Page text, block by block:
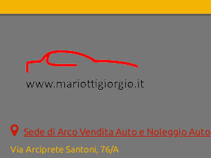
Sede di Arco Vendita Auto e Noleggio Auto
Via Arciprete Santoni, 76/A